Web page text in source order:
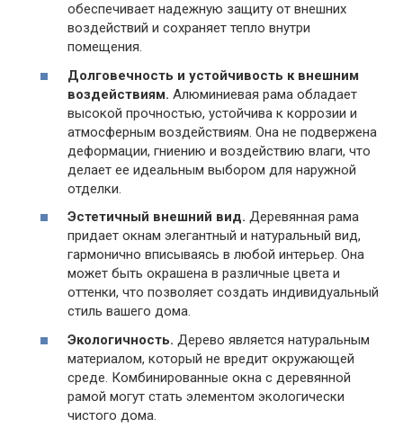
обеспечивает надежную защиту от внешних
воздействий и сохраняет тепло внутри
помещения.
Долговечность и устойчивость к внешним
воздействиям. Алюминиевая рама обладает
высокой прочностью, устойчива к коррозии и
атмосферным воздействиям. Она не подвержена
деформации, гниению и воздействию влаги, что
делает ее идеальным выбором для наружной
отделки.
Эстетичный внешний вид. Деревянная рама
придает окнам элегантный и натуральный вид,
гармонично вписываясь в любой интерьер. Она
может быть окрашена в различные цвета и
оттенки, что позволяет создать индивидуальный
стиль вашего дома.
Экологичность. Дерево является натуральным
материалом, который не вредит окружающей
среде. Комбинированные окна с деревянной
рамой могут стать элементом экологически
чистого дома.